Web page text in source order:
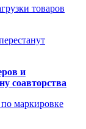
товаров
и
соавторства
маркировке